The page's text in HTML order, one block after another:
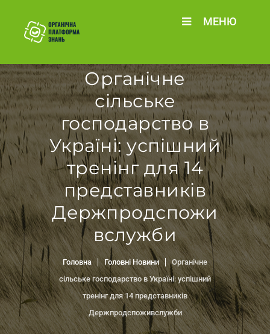
МЕНЮ
Органічне
сільське
господарство в
Україні: успішний
тренінг для 14
представників
Держпродспожи
вслужби
Головна Головні Новини
Органічне
сільське господарство в Україні: успішний
тренінг для 14 представників
Держпродспоживслужби